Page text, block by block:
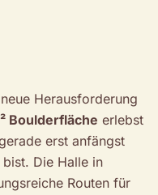
Herausforderung
Boulderfläche erlebst
erst anfängst
Die Halle in
Routen für